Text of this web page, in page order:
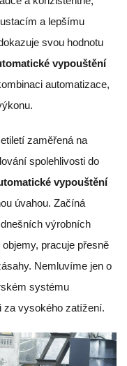
a lepšímu
svou hodnotu
vypouštění
automatizace,
zaměřená na
spolehlivosti do
vypouštění
úvahou. Začíná
výrobních
pracuje přesně
Nemluvíme jen o
systému
za vysokého zatížení.